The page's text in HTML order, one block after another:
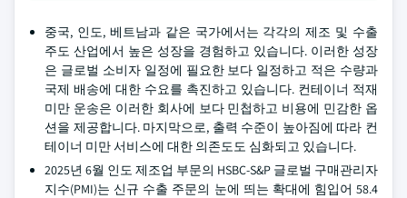
중국, 인도, 베트남과 같은 국가에서는 각각의 제조 및 수출
주도 산업에서 높은 성장을 경험하고 있습니다. 이러한 성장
은 글로벌 소비자 일정에 필요한 보다 일정하고 적은 수량과
국제 배송에 대한 수요를 촉진하고 있습니다. 컨테이너 적재
미만 운송은 이러한 회사에 보다 민첩하고 비용에 민감한 옵
션을 제공합니다. 마지막으로, 출력 수준이 높아짐에 따라 컨
테이너 미만 서비스에 대한 의존도도 심화되고 있습니다.
2025년 6월 인도 제조업 부문의 HSBC-S&P 글로벌 구매관리자
지수(PMI)는 신규 수출 주문의 눈에 띄는 확대에 힘입어 58.4